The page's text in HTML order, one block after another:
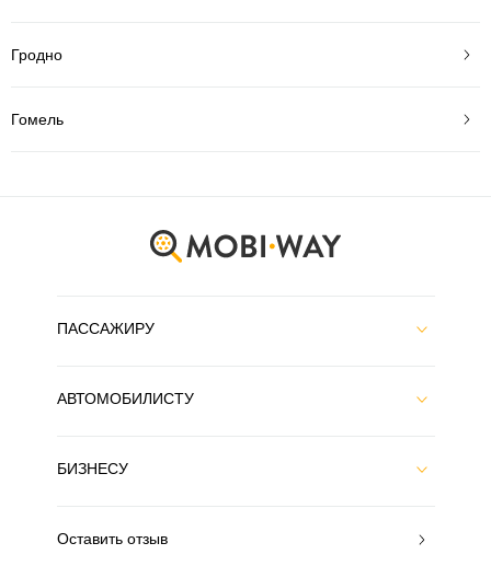
Гродно
Гомель
ПАССАЖИРУ
АВТОМОБИЛИСТУ
БИЗНЕСУ
Оставить отзыв